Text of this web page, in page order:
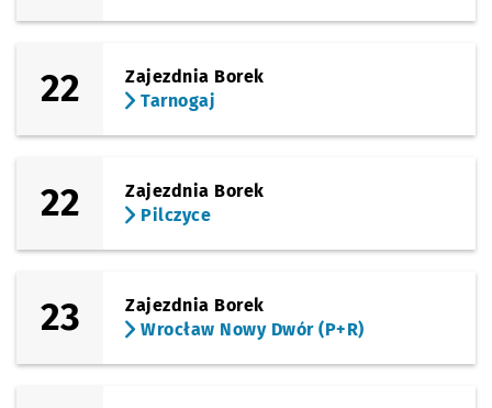
22
Zajezdnia Borek
Tarnogaj
22
Zajezdnia Borek
Pilczyce
23
Zajezdnia Borek
Wrocław Nowy Dwór (P+R)